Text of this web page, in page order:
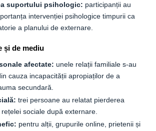
suportului psihologic: participanții au
intervenției psihologice timpurii ca
a planului de externare.
și de mediu
afectate: unele relații familiale s-au
cauza incapacității apropiaților de a
secundară.
trei persoane au relatat pierderea
sociale după externare.
pentru alții, grupurile online, prietenii și